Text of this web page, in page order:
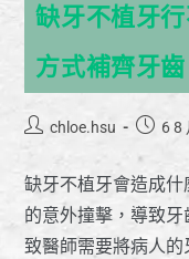
缺牙不植牙
方式補齊牙齒
chloe.hsu 6 8
缺牙不植牙會造成
的意外撞擊，導致
致醫師需要將病人